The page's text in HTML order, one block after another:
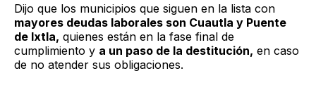
Dijo que los municipios que siguen en la lista con
mayores deudas laborales son Cuautla y Puente
de Ixtla, quienes están en la fase final de
cumplimiento y a un paso de la destitución, en caso
de no atender sus obligaciones.